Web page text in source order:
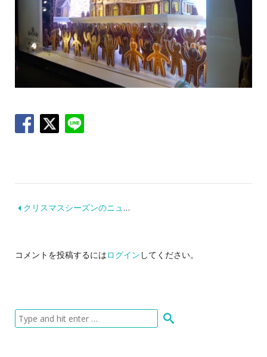
クリスマスシーズンのニューヨークはやっぱり行く価値アリ！
コメントを投稿するにはログイン してください。